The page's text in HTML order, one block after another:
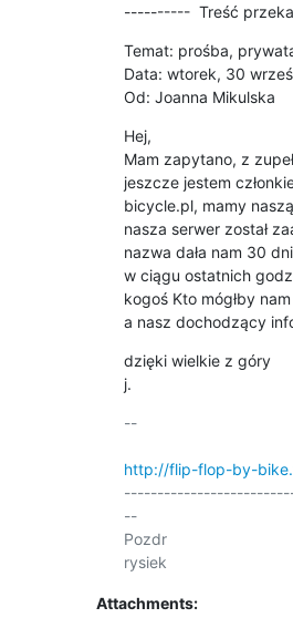
----------  Treść
Temat: prośba,
Data: wtorek, 30
Od: Joanna Mikulska
Hej,
Mam zapytano, z
jeszcze jestem
bicycle.pl, mamy
nasza serwer został
nazwa dała nam 30
w ciągu ostatnich
kogoś Kto mógłby
a nasz dochodzący
dzięki wielkie z góry
j.
--
http://flip-flop-by-
--
Pozdr
Attachments: